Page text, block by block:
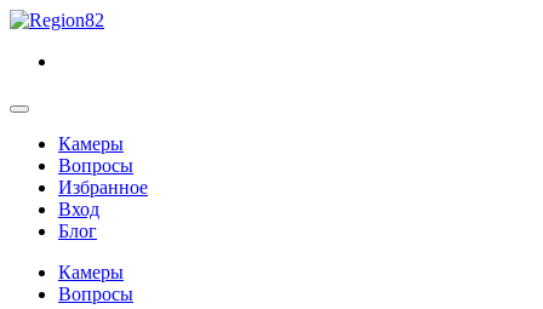
Камеры
Вопросы
Избранное
Вход
Блог
Камеры
Вопросы